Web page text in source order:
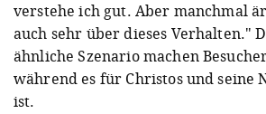
verstehe ich gut. Aber manchmal
auch sehr über dieses Verhalten."
ähnliche Szenario machen
während es für Christos und seine
ist.